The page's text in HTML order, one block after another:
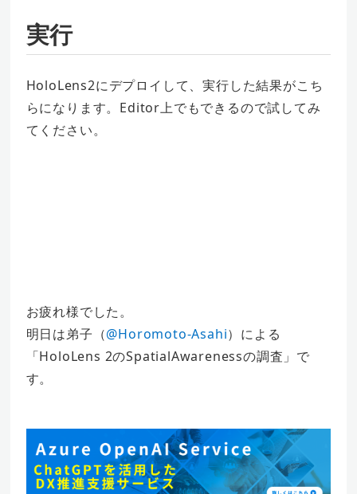
実行
HoloLens2にデプロイして、実行した結果がこち
らになります。Editor上でもできるので試してみ
てください。
お疲れ様でした。
明日は弟子（@Horomoto-Asahi）による
「HoloLens 2のSpatialAwarenessの調査」で
す。